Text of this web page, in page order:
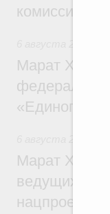
комиссии
Марат
«Единого
Марат
ведущих к
нацпроекту